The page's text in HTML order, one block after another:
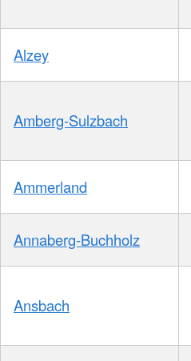
Alzey
Amberg-Sulzbach
Ammerland
Annaberg-Buchholz
Ansbach